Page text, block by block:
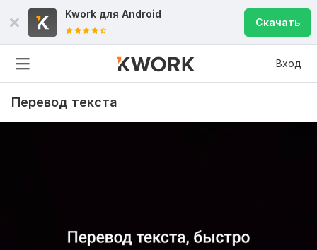
Kwork для Android
Скачать
Вход
Перевод текста